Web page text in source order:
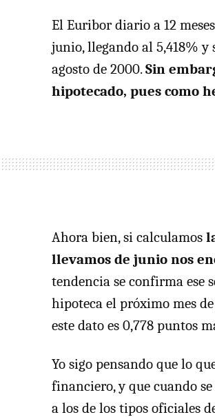
El Euribor diario a 12
junio, llegando al 5,418%
agosto de 2000.Sin
hipotecado, pues como
Ahora bien, si calculamos
llevamos de junio nos
tendencia se confirma ese
hipoteca el próximo mes
este dato es 0,778 puntos
Yo sigo pensando que lo
financiero, y que cuando
a los de los tipos oficiales